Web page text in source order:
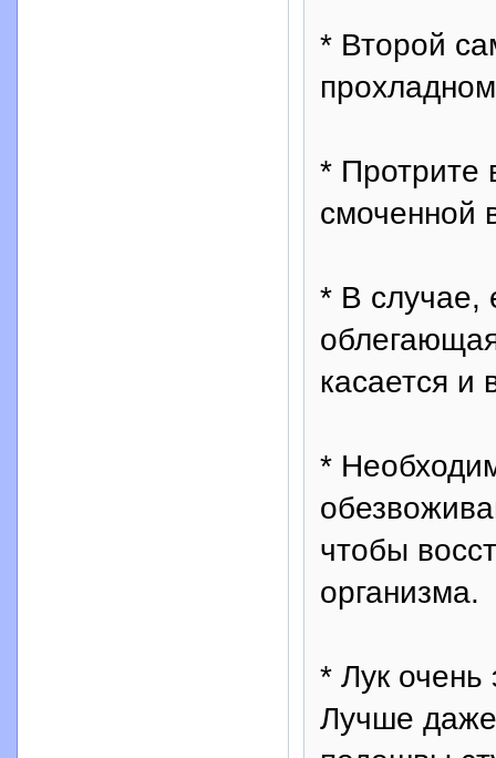
* Второй
* Протрите
смоченной
* В случае,
касается и
*
чтобы
организма.
* Лук
Лучше